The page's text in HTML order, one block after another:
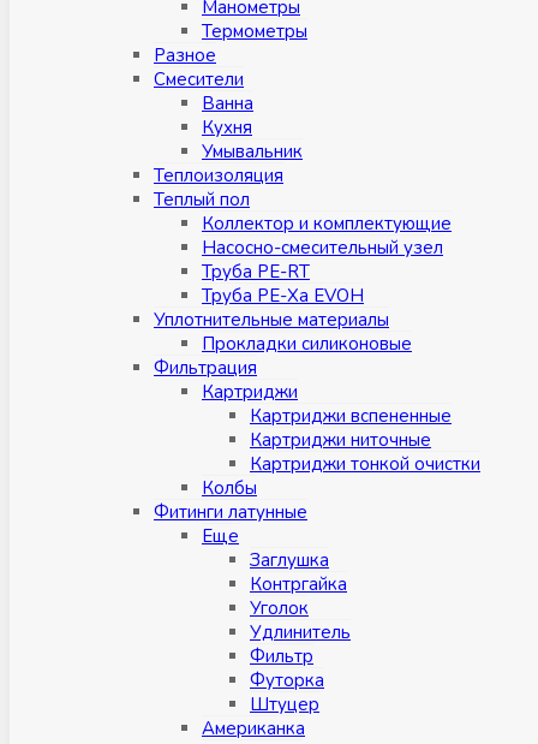
Манометры
Термометры
Разное
Смесители
Ванна
Кухня
Умывальник
Теплоизоляция
Теплый пол
Коллектор и комплектующие
Насосно-смесительный узел
Труба PE-RT
Труба PE-Xa EVOH
Уплотнительные материалы
Прокладки силиконовые
Фильтрация
Картриджи
Картриджи вспененные
Картриджи ниточные
Картриджи тонкой очистки
Колбы
Фитинги латунные
Eщe
Заглушка
Контргайка
Уголок
Удлинитель
Фильтр
Футорка
Штуцер
Американка